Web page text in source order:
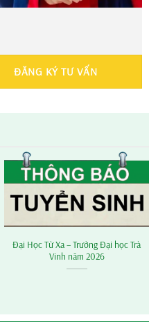
ĐĂNG KÝ TƯ VẤN
Đại Học Từ Xa – Trường Đại học Trà
Vinh năm 2026